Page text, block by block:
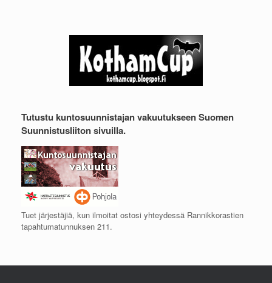
Tutustu kuntosuunnistajan vakuutukseen Suomen
Suunnistusliiton sivuilla.
Tuet järjestäjiä, kun ilmoitat ostosi yhteydessä Rannikkorastien
tapahtumatunnuksen 211.